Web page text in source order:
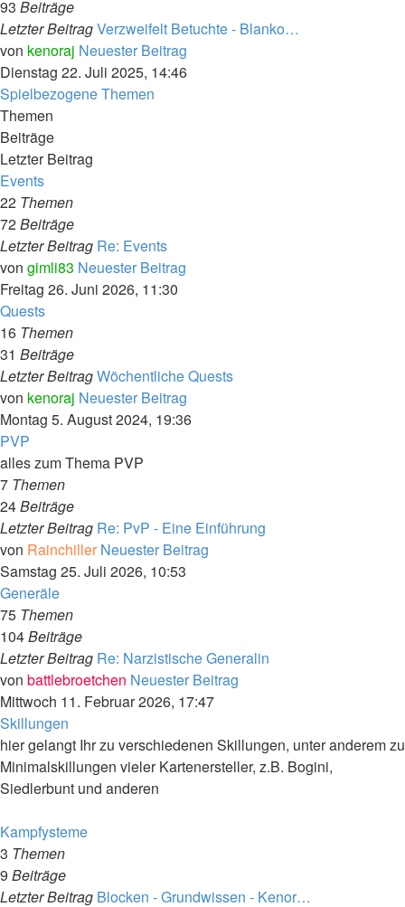
93 Beiträge
Letzter BeitragVerzweifelt Betuchte - Blanko…
von kenoraj Neuester Beitrag
Dienstag 22. Juli 2025, 14:46
Spielbezogene Themen
Themen
Beiträge
Letzter Beitrag
Events
22 Themen
72Beiträge
Letzter Beitrag Re: Events
von gimli83 Neuester Beitrag
Freitag 26. Juni 2026, 11:30
Quests
16 Themen
31 Beiträge
Letzter BeitragWöchentliche Quests
von kenoraj Neuester Beitrag
Montag 5. August 2024, 19:36
PVP
alles zum Thema PVP
7 Themen
24Beiträge
Letzter Beitrag Re: PvP - Eine Einführung
von Rainchiller Neuester Beitrag
Samstag 25. Juli 2026, 10:53
Generäle
75 Themen
104Beiträge
Letzter Beitrag Re: Narzistische Generalin
von battlebroetchen Neuester Beitrag
Mittwoch 11. Februar 2026, 17:47
Skillungen
hier gelangt Ihr zu verschiedenen Skillungen, unter anderem zu
Minimalskillungen vieler Kartenersteller, z.B. Bogini,
Siedlerbunt und anderen
Kampfysteme
3 Themen
9 Beiträge
Letzter Beitrag Blocken - Grundwissen - Kenor…